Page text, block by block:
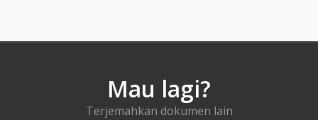
Mau lagi?
Terjemahkan dokumen lain